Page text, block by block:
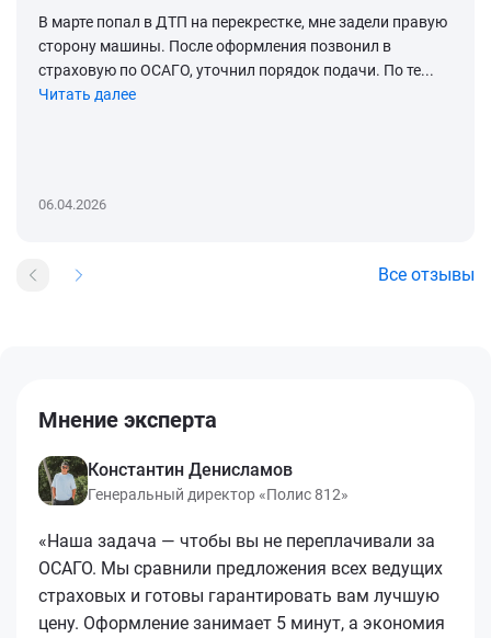
В марте попал в ДТП на перекрестке, мне задели правую
сторону машины. После оформления позвонил в
страховую по ОСАГО, уточнил порядок подачи. По те...
Читать далее
06.04.2026
Все отзывы
Мнение эксперта
Константин Денисламов
Генеральный директор «Полис 812»
«Наша задача — чтобы вы не переплачивали за
ОСАГО. Мы сравнили предложения всех ведущих
страховых и готовы гарантировать вам лучшую
цену. Оформление занимает 5 минут, а экономия